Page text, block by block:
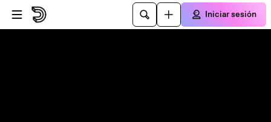
Saltar al reproductor
Saltar al contenido principal
Iniciar sesión